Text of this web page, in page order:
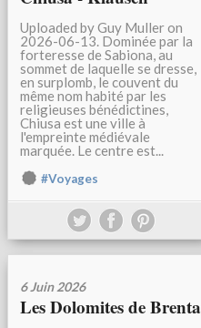
Uploaded by Guy Muller on
2026-06-13. Dominée par la
forteresse de Sabiona, au
sommet de laquelle se dresse,
en surplomb, le couvent du
même nom habité par les
religieuses bénédictines,
Chiusa est une ville à
l'empreinte médiévale
marquée. Le centre est...
#Voyages
6 Juin 2026
Les Dolomites de Brenta